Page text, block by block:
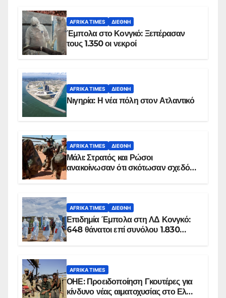
AFRIKA TIMES ΔΙΕΘΝΉ
Έμπολα στο Κονγκό: Ξεπέρασαν
τους 1.350 οι νεκροί
AFRIKA TIMES ΔΙΕΘΝΉ
Νιγηρία: Η νέα πόλη στον Ατλαντικό
AFRIKA TIMES ΔΙΕΘΝΉ
Μάλι: Στρατός και Ρώσοι
ανακοίνωσαν ότι σκότωσαν σχεδόν
AFRIKA TIMES ΔΙΕΘΝΉ
Επιδημία Έμπολα στη ΛΔ Κονγκό:
648 θάνατοι επί συνόλου 1.830
AFRIKA TIMES
ΟΗΕ: Προειδοποίηση Γκουτέρες για
κίνδυνο νέας αιματοχυσίας στο Ελ